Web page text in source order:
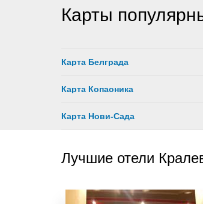
Карты
Карта Белграда
Карта Копаоника
Карта Нови-Сада
Лучшие отели